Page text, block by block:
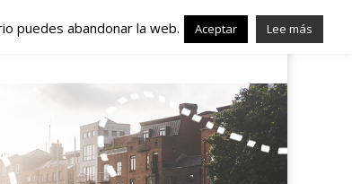
Trabajo en
puedes abandonar la web. Aceptar Lee más